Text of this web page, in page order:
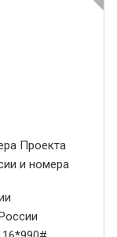
Проекта
и номера